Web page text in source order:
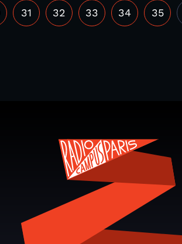
31 32 33 34 35